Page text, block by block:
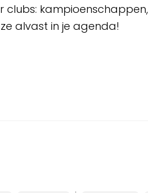
clubs:
alvast in je agenda!